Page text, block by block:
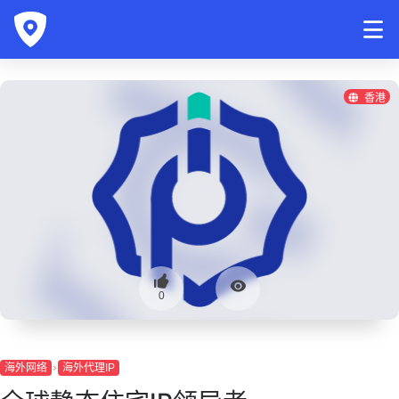
香港
0
海外网络 海外代理IP